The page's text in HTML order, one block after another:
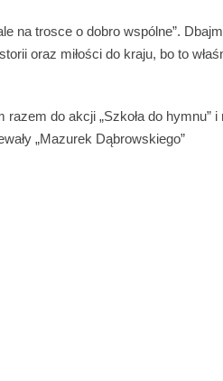
na trosce o dobro wspólne”.
oraz miłości do kraju, bo to
do akcji „Szkoła do hymnu” i
„Mazurek Dąbrowskiego”